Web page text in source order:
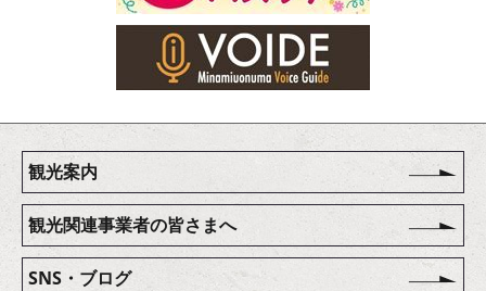
観光案内
観光関連事業者の皆さまへ
SNS・ブログ